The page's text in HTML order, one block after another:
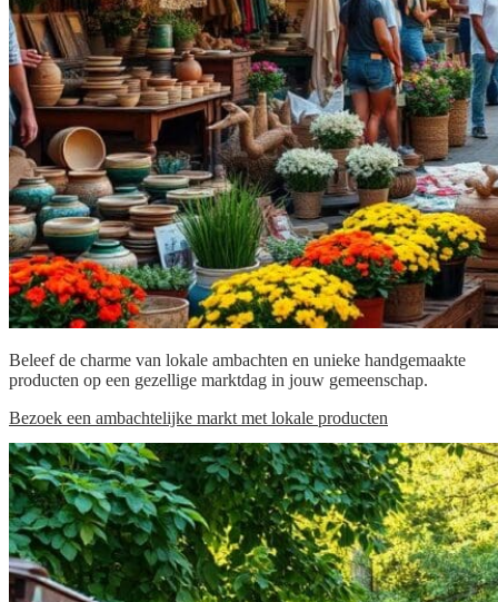
Beleef de charme van lokale ambachten en unieke handgemaakte
producten op een gezellige marktdag in jouw gemeenschap.
Bezoek een ambachtelijke markt met lokale producten